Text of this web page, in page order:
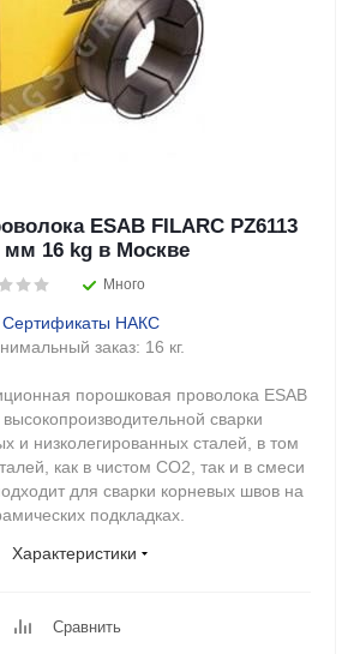
ESAB FILARC PZ6113
мм 16 kg в Москве
Много
Сертификаты НАКС
заказ: 16 кг.
порошковая проволока ESAB
сварки
и низколегированных сталей, в том
как в чистом CO2, так и в смеси
для сварки корневых швов на
подкладках.
Характеристики
Сравнить